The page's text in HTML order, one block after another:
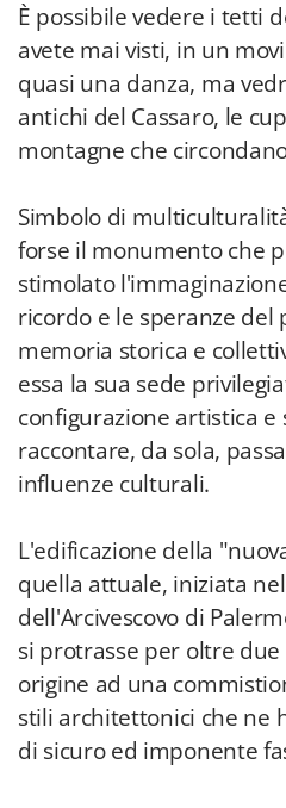
È possibile vedere i tetti
avete mai visti, in un
quasi una danza, ma
antichi del Cassaro, le
montagne che
Simbolo di
forse il monumento che
stimolato
ricordo e le speranze del
memoria storica e
essa la sua sede
configurazione artistica e
raccontare, da sola,
influenze culturali.
L'edificazione della
quella attuale, iniziata nel
dell'Arcivescovo di
si protrasse per oltre
origine ad una
stili architettonici che ne
di sicuro ed imponente